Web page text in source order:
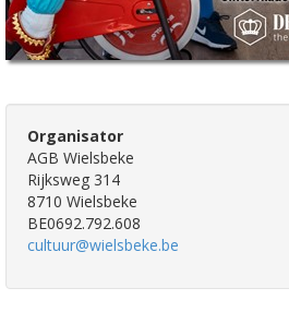
Organisator
AGB Wielsbeke
Rijksweg 314
8710 Wielsbeke
BE0692.792.608
cultuur@wielsbeke.be